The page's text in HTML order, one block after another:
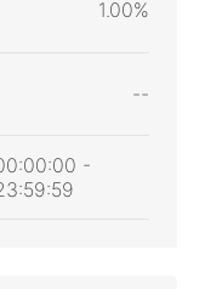
1.00%
--
-